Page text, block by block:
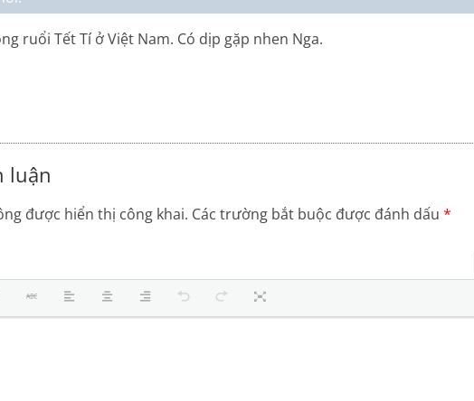
ruổi Tết Tí ở Việt Nam. Có dịp gặp nhen Nga.
luận
được hiển thị công khai. Các trường bắt buộc được đánh dấu *